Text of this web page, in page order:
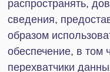
предоставленная
размещённая
полученная на нём, в том
предоставленная или
использовании его услуг,
возможностей и